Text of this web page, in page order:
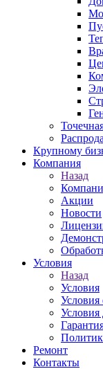
Крупному
Компания
Назад
Акции
Новости
Условия
Назад
Условия
Условия
Условия
Ремонт
Контакты